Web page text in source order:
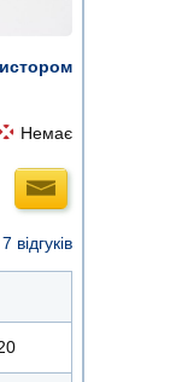
Немає
7 відгуків